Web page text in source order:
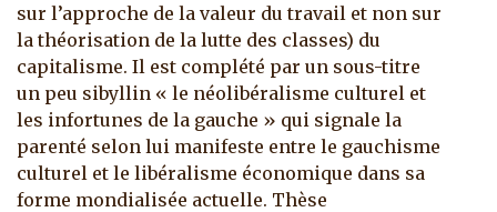
sur l’approche de la valeur du travail et non sur
la théorisation de la lutte des classes) du
capitalisme. Il est complété par un sous-titre
un peu sibyllin « le néolibéralisme culturel et
les infortunes de la gauche » qui signale la
parenté selon lui manifeste entre le gauchisme
culturel et le libéralisme économique dans sa
forme mondialisée actuelle. Thèse